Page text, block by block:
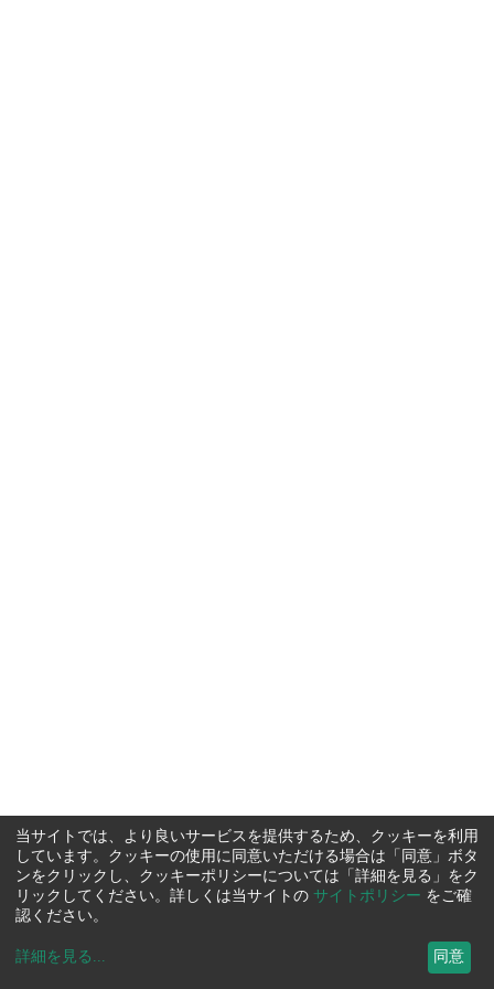
当サイトでは、より良いサービスを提供するため、クッキーを利用
しています。クッキーの使用に同意いただける場合は「同意」ボタ
ンをクリックし、クッキーポリシーについては「詳細を見る」をク
リックしてください。詳しくは当サイトの サイトポリシー をご確
認ください。
詳細を見る ... 同意